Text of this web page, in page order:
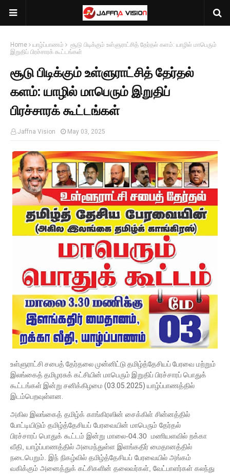
Home யாழ்ப்பாணம்
சூடு பிடிக்கும் உள்ளுராட்சித் தேர்தல் களம்: யாழில் மாபெரும்
இறுதிப் பிரச்சாரக் கூட்டங்கள்
சூடு பிடிக்கும் உள்ளுராட்சித் தேர்தல்
களம்: யாழில் மாபெரும் இறுதிப்
பிரச்சாரக் கூட்டங்கள்
Jaffna Vision May 03, 2025
உள்ளுராட்சி சபைத் தேர்தலை முன்னிட்டு தமிழ்த்தேசியப் பேரவை மற்றும்
இலங்கைத் தமிழரசுக் கட்சியின் மாபெரும் இறுதிப் பிரச்சாரப் பொதுக்
கூட்டங்கள் இன்று சனிக்கிழமை (03.05.2025) யாழ்ப்பாணத்தில்
இடம்பெறவுள்ளன.
அகில இலங்கைத் தமிழ்க் காங்கிரஸின் சைக்கிள் சின்னத்தில்
போட்டியிடும் தமிழ்த்தேசியப் பேரவையின் மாபெரும் தேர்தல்
பிரச்சாரப் பொதுக் கூட்டம் இன்று மாலை-04.30 மணியளவில் றக்கா
வீதி, யாழ்ப்பாணத்தில் அமைந்துள்ள இளங்கதிர் மைதானத்தில்
நடைபெறும். இந் நிகழ்வில் தமிழ்த்தேசியப் பேரவையில் அங்கம்
வகிக்கும் அனைத்துக் கட்சிகளின் தலைவர்கள், வேட்பாளர்கள் கலந்து